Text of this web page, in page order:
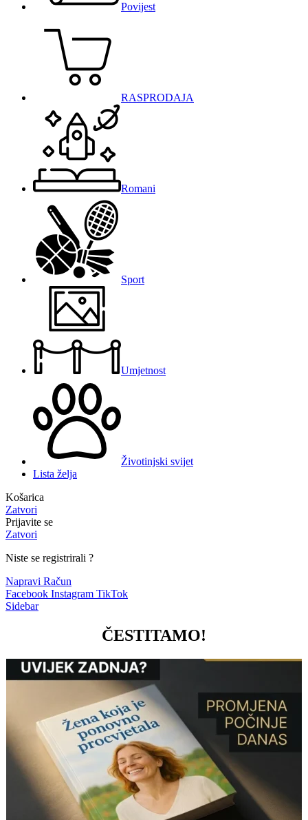
Povijest
RASPRODAJA
Romani
Sport
Umjetnost
Životinjski svijet
Lista želja
Košarica
Zatvori
Prijavite se
Zatvori
Niste se registrirali ?
Napravi Račun
Facebook Instagram TikTok
Sidebar
ČESTITAMO!